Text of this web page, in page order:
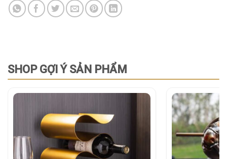
SHOP GỢI Ý SẢN PHẨM